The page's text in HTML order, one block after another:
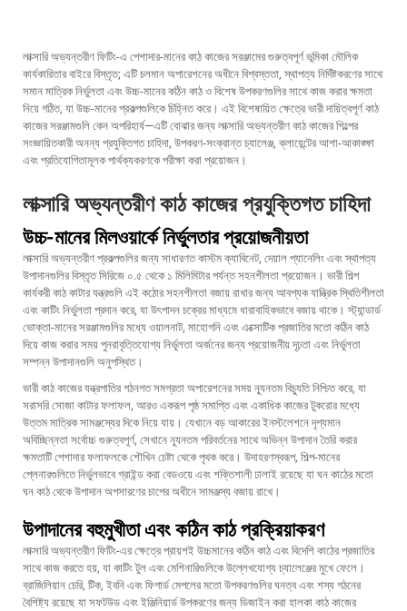
লাক্সারি অভ্যন্তরীণ ফিটিং-এ পেশাদার-মানের কাঠ কাজের সরঞ্জামের গুরুত্বপূর্ণ ভূমিকা মৌলিক
কার্যকারিতার বাইরে বিস্তৃত; এটি চলমান অপারেশনের অধীনে বিশ্বস্ততা, স্থাপত্য নির্দিষ্টকরণের সাথে
সমান মাত্রিক নির্ভুলতা এবং উচ্চ-মানের কঠিন কাঠ ও বিশেষ উপকরণগুলির সাথে কাজ করার ক্ষমতা
নিয়ে গঠিত, যা উচ্চ-মানের প্রকল্পগুলিকে চিহ্নিত করে। এই বিশেষায়িত ক্ষেত্রে ভারী দায়িত্বপূর্ণ কাঠ
কাজের সরঞ্জামগুলি কেন অপরিহার্য—এটি বোঝার জন্য লাক্সারি অভ্যন্তরীণ কাঠ কাজের শিল্পের
সংজ্ঞায়িতকারী অনন্য প্রযুক্তিগত চাহিদা, উপকরণ-সংক্রান্ত চ্যালেঞ্জ, ক্লায়েন্টের আশা-আকাঙ্ক্ষা
এবং প্রতিযোগিতামূলক পার্থক্যকরণকে পরীক্ষা করা প্রয়োজন।
লাক্সারি অভ্যন্তরীণ কাঠ কাজের প্রযুক্তিগত চাহিদা
উচ্চ-মানের মিলওয়ার্কে নির্ভুলতার প্রয়োজনীয়তা
লাক্সারি অভ্যন্তরীণ প্রকল্পগুলির জন্য সাধারণত কাস্টম ক্যাবিনেট, দেয়াল প্যানেলিং এবং স্থাপত্য
উপাদানগুলির বিস্তৃত সিরিজে ০.৫ থেকে ১ মিলিমিটার পর্যন্ত সহনশীলতা প্রয়োজন। ভারী শিল্প
কার্যকরী কাঠ কাটার যন্ত্রগুলি এই কঠোর সহনশীলতা বজায় রাখার জন্য আবশ্যক যান্ত্রিক স্থিতিশীলতা
এবং কাটিং নির্ভুলতা প্রদান করে, যা উৎপাদন চক্রের মাধ্যমে ধারাবাহিকভাবে বজায় থাকে। স্ট্যান্ডার্ড
ভোক্তা-মানের সরঞ্জামগুলির মধ্যে ওয়ালনাট, মাহোগনি এবং এক্সোটিক প্রজাতির মতো কঠিন কাঠ
দিয়ে কাজ করার সময় পুনরাবৃত্তিযোগ্য নির্ভুলতা অর্জনের জন্য প্রয়োজনীয় দৃঢ়তা এবং নির্ভুলতা
সম্পন্ন উপাদানগুলি অনুপস্থিত।
ভারী কাঠ কাজের যন্ত্রপাতির গঠনগত সমগ্রতা অপারেশনের সময় ন্যূনতম বিচ্যুতি নিশ্চিত করে, যা
সরাসরি সোজা কাটার ফলাফল, আরও একরূপ পৃষ্ঠ সমাপ্তি এবং একাধিক কাজের টুকরোর মধ্যে
উত্তম মাত্রিক সামঞ্জস্যের দিকে নিয়ে যায়। যেখানে বড় আকারের ইনস্টলেশনে দৃশ্যমান
অবিচ্ছিন্নতা সর্বোচ্চ গুরুত্বপূর্ণ, সেখানে ন্যূনতম পরিবর্তনের সাথে অভিন্ন উপাদান তৈরি করার
ক্ষমতাটি পেশাদার ফলাফলকে শৌখিন চেষ্টা থেকে পৃথক করে। উদাহরণস্বরূপ, শিল্প-মানের
প্লেনারগুলিতে নির্ভুলভাবে গ্রাইন্ড করা বেডওয়ে এবং শক্তিশালী ঢালাই রয়েছে যা ঘন কাঠের মতো
ঘন কাঠ থেকে উপাদান অপসারণের চাপের অধীনে সামঞ্জস্য বজায় রাখে।
উপাদানের বহুমুখীতা এবং কঠিন কাঠ প্রক্রিয়াকরণ
লাক্সারি অভ্যন্তরীণ ফিটিং-এর ক্ষেত্রে প্রায়শই উচ্চমানের কঠিন কাঠ এবং বিদেশি কাঠের প্রজাতির
সাথে কাজ করতে হয়, যা কাটিং টুল এবং মেশিনারিগুলিকে উল্লেখযোগ্য চ্যালেঞ্জের মুখে ফেলে।
ব্রাজিলিয়ান চেরি, টিক, ইবনি এবং ফিগার্ড মেপলের মতো উপকরণগুলির ঘনত্ব এবং শস্য গঠনের
বৈশিষ্ট্য রয়েছে যা সফটউড এবং ইঞ্জিনিয়ার্ড উপকরণের জন্য ডিজাইন করা হালকা কাঠ কাজের